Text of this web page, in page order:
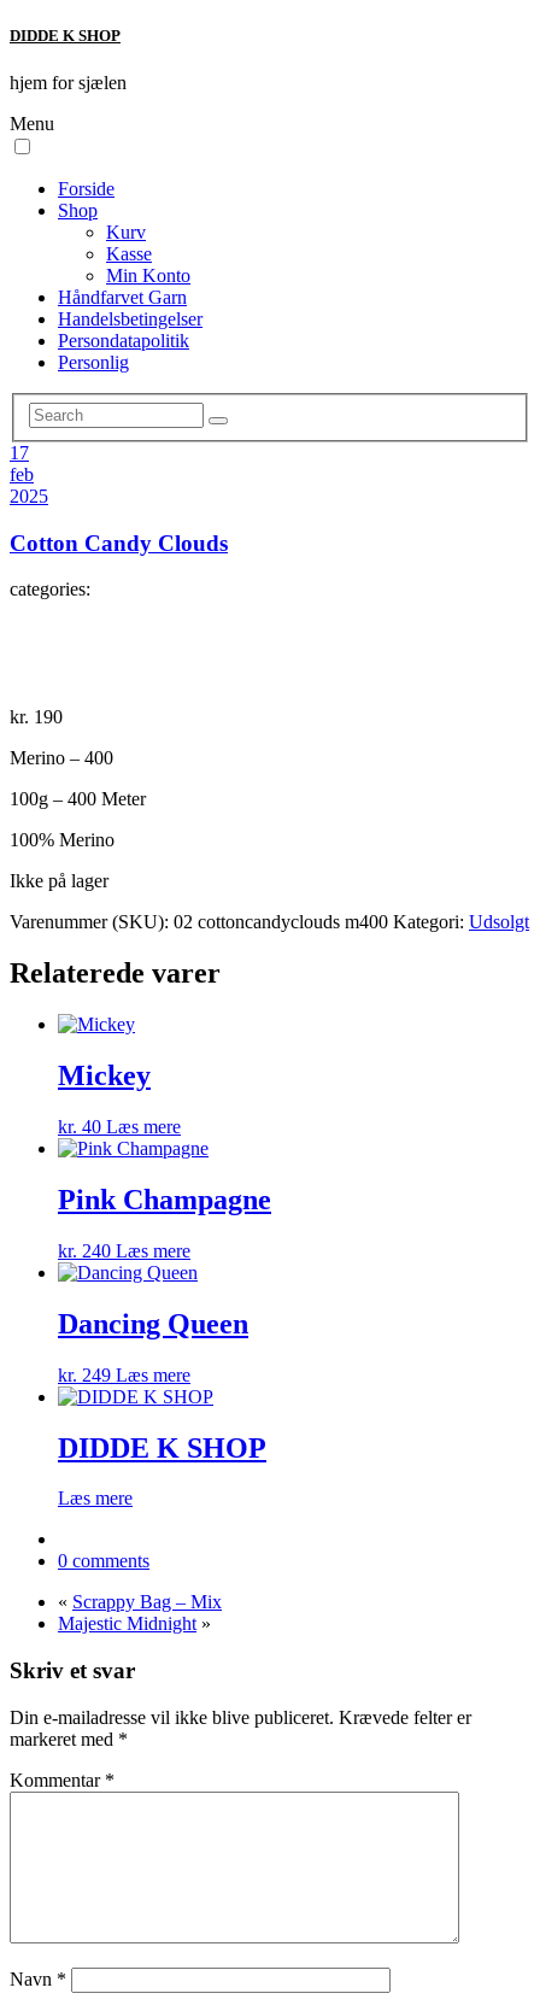
DIDDE K SHOP
hjem for sjælen
Menu
Forside
Shop
Kurv
Kasse
Min Konto
Håndfarvet Garn
Handelsbetingelser
Persondatapolitik
Personlig
17
feb
2025
Cotton Candy Clouds
categories:
kr. 190
Merino – 400
100g – 400 Meter
100% Merino
Ikke på lager
Varenummer (SKU): 02 cottoncandyclouds m400 Kategori: Udsolgt
Relaterede varer
Mickey
kr. 40 Læs mere
Pink Champagne
kr. 240 Læs mere
Dancing Queen
kr. 249 Læs mere
DIDDE K SHOP
Læs mere
0 comments
« Scrappy Bag – Mix
Majestic Midnight»
Skriv et svar
Din e-mailadresse vil ikke blive publiceret. Krævede felter er
markeret med *
Kommentar *
Navn *